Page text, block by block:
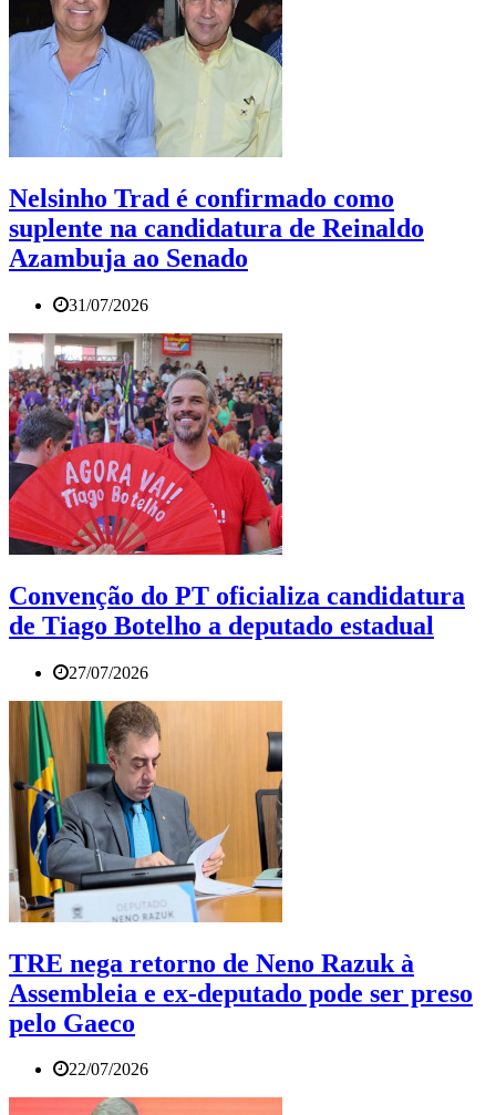
Nelsinho Trad é confirmado como
suplente na candidatura de Reinaldo
Azambuja ao Senado
31/07/2026
Convenção do PT oficializa candidatura
de Tiago Botelho a deputado estadual
27/07/2026
TRE nega retorno de Neno Razuk à
Assembleia e ex-deputado pode ser preso
pelo Gaeco
22/07/2026